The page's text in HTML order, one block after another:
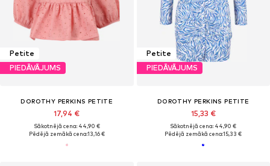
Petite
PIEDĀVĀJUMS
DOROTHY PERKINS PETITE
17,94 €
Sākotnējā cena: 44,90 €
Pēdējā zemākā cena:13,16 €
Petite
PIEDĀVĀJUMS
DOROTHY PERKINS PETITE
15,33 €
Sākotnējā cena: 44,90 €
Pēdējā zemākā cena:15,33 €